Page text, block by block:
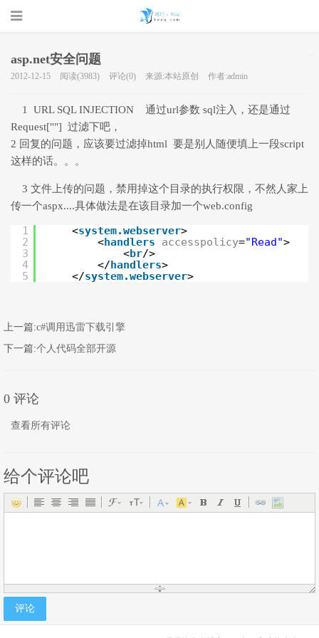
博客 - 一个
asp.net安全问题
2012-12-15 阅读(3983) 评论(0) 来源:本站原创 作者:admin
1 URL SQL INJECTION 通过url参数 sql注入，还是通过
Request[""] 过滤下吧，
2 回复的问题，应该要过滤掉html 要是别人随便填上一段script
这样的话。。。
3 文件上传的问题，禁用掉这个目录的执行权限，不然人家上
传一个aspx....具体做法是在该目录加一个web.config
1
2
3
4
5
<system.webserver>
<handlers accesspolicy="Read">
<br/>
</handlers>
</system.webserver>
上一篇:c#调用迅雷下载引擎
下一篇:个人代码全部开源
0 评论
查看所有评论
给个评论吧
评论